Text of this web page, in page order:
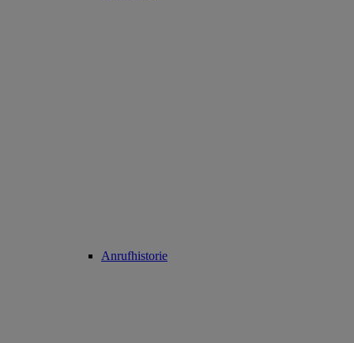
Anrufhistorie